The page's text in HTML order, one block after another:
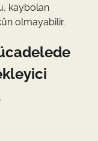
kaybolan
olmayabilir.